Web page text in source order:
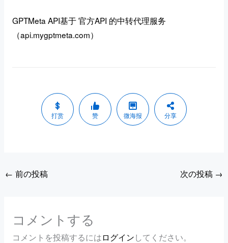
GPTMeta API基于 官方API 的中转代理服务
（api.mygptmeta.com）
打赏 赞 微海报 分享
← 前の投稿 次の投稿 →
コメントする
コメントを投稿するにはログインしてください。